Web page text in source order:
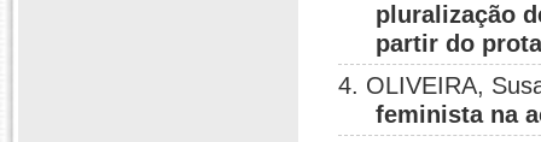
pluralização
partir do
4. OLIVEIRA,
feminista na